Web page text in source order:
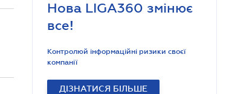
Нова LIGA360 змінює
все!
Контролюй інформаційні ризики своєї
компанії
ДІЗНАТИСЯ БІЛЬШЕ